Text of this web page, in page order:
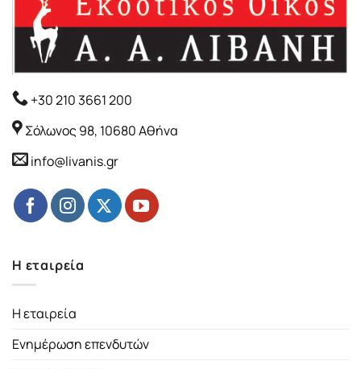
+30 210 3661 200
Σόλωνος 98, 10680 Αθήνα
info@livanis.gr
Η εταιρεία
Η εταιρεία
Ενημέρωση επενδυτών